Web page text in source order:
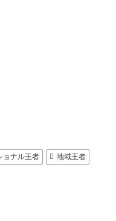
ョナル王者 地域王者